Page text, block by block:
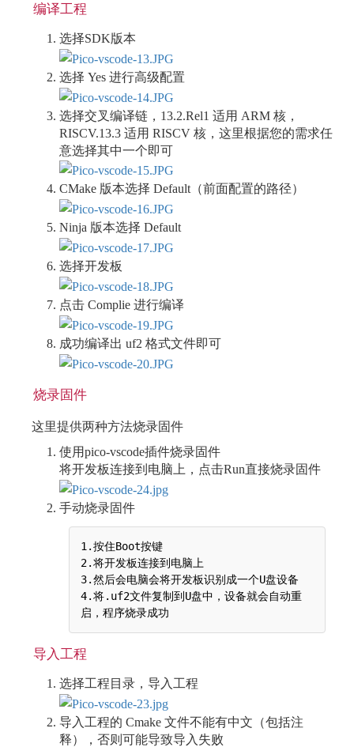
编译工程
选择SDK版本
选择 Yes 进行高级配置
选择交叉编译链，13.2.Rel1 适用 ARM 核，
RISCV.13.3 适用 RISCV 核，这里根据您的需求任
意选择其中一个即可
CMake 版本选择 Default（前面配置的路径）
Ninja 版本选择 Default
选择开发板
点击 Complie 进行编译
成功编译出 uf2 格式文件即可
烧录固件
这里提供两种方法烧录固件
使用pico-vscode插件烧录固件
将开发板连接到电脑上，点击Run直接烧录固件
手动烧录固件
1.按住Boot按键
2.将开发板连接到电脑上
3.然后会电脑会将开发板识别成一个U盘设备
4.将.uf2文件复制到U盘中，设备就会自动重
导入工程
选择工程目录，导入工程
导入工程的 Cmake 文件不能有中文（包括注
释），否则可能导致导入失败